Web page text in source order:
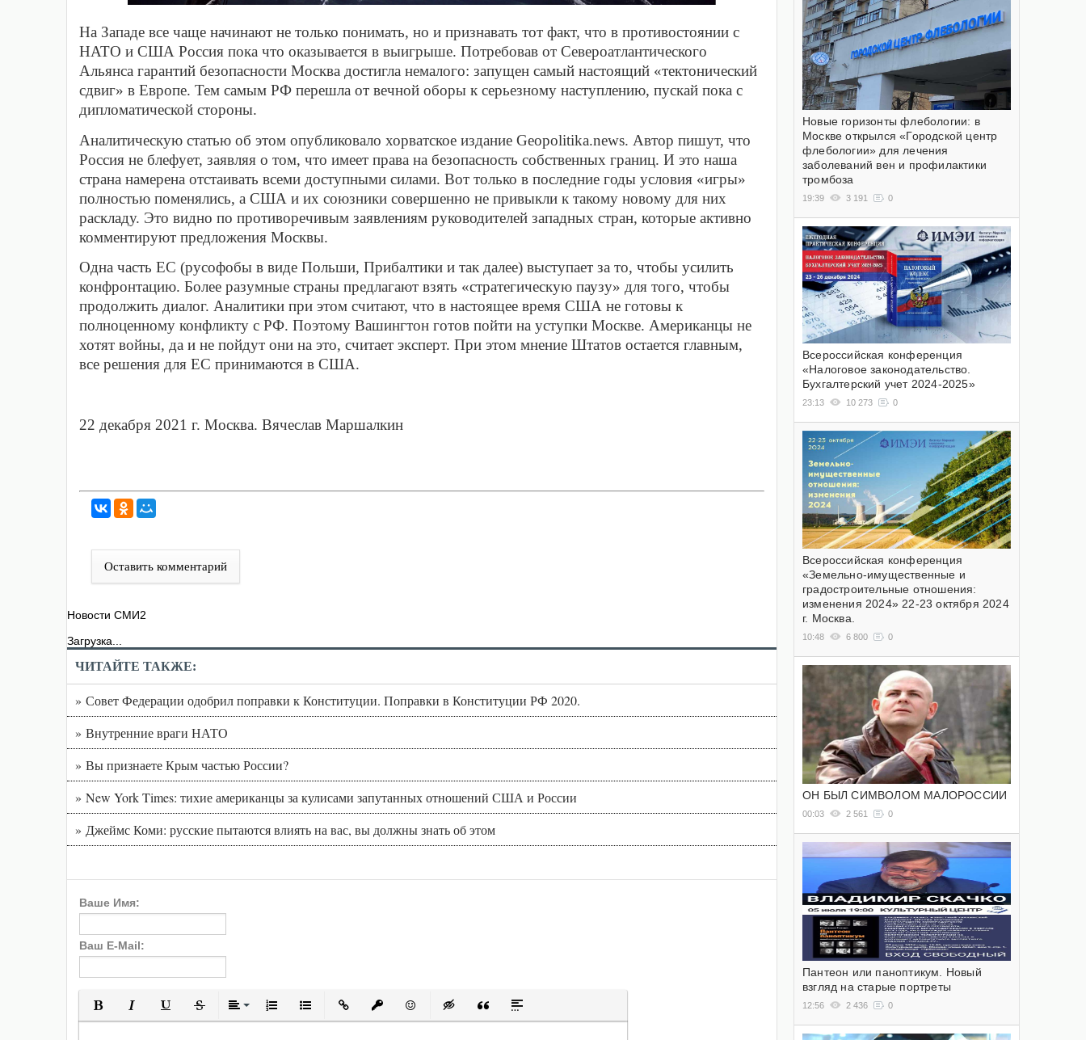
На Западе все чаще начинают не только понимать, но и признавать тот факт, что в противостоянии с
НАТО и США Россия пока что оказывается в выигрыше. Потребовав от Североатлантического
Альянса гарантий безопасности Москва достигла немалого: запущен самый настоящий «тектонический
сдвиг» в Европе. Тем самым РФ перешла от вечной оборы к серьезному наступлению, пускай пока с
дипломатической стороны.
Аналитическую статью об этом опубликовало хорватское издание Geopolitika.news. Автор пишут, что
Россия не блефует, заявляя о том, что имеет права на безопасность собственных границ. И это наша
страна намерена отстаивать всеми доступными силами. Вот только в последние годы условия «игры»
полностью поменялись, а США и их союзники совершенно не привыкли к такому новому для них
раскладу. Это видно по противоречивым заявлениям руководителей западных стран, которые активно
комментируют предложения Москвы.
Одна часть ЕС (русофобы в виде Польши, Прибалтики и так далее) выступает за то, чтобы усилить
конфронтацию. Более разумные страны предлагают взять «стратегическую паузу» для того, чтобы
продолжить диалог. Аналитики при этом считают, что в настоящее время США не готовы к
полноценному конфликту с РФ. Поэтому Вашингтон готов пойти на уступки Москве. Американцы не
хотят войны, да и не пойдут они на это, считает эксперт. При этом мнение Штатов остается главным,
все решения для ЕС принимаются в США.
22 декабря 2021 г. Москва. Вячеслав Маршалкин
Оставить комментарий
Новости СМИ2
Загрузка...
ЧИТАЙТЕ ТАКЖЕ:
» Совет Федерации одобрил поправки к Конституции. Поправки в Конституции РФ 2020.
» Внутренние враги НАТО
» Вы признаете Крым частью России?
» New York Times: тихие американцы за кулисами запутанных отношений США и России
» Джеймс Коми: русские пытаются влиять на вас, вы должны знать об этом
Ваше Имя:
Ваш E-Mail:
Полужирный
КурсивПодчеркнутый
ЗачеркнутыйВыравнивание
Нумерованный список
Маркированный список
Вставить ссылку
Вставить защищенную ссылку
Вставить смайлик
Вставка скрытого текста
Вставка цитаты
Вставка спойлера
Новые горизонты флебологии: в
Москве открылся «Городской центр
флебологии» для лечения
заболеваний вен и профилактики
тромбоза
19:39 3 191 0
Всероссийская конференция
«Налоговое законодательство.
Бухгалтерский учет 2024-2025»
23:13 10 273 0
Всероссийская конференция
«Земельно-имущественные и
градостроительные отношения:
изменения 2024» 22-23 октября 2024
г. Москва.
10:48 6 800 0
ОН БЫЛ СИМВОЛОМ МАЛОРОССИИ
00:03 2 561 0
Пантеон или паноптикум. Новый
взгляд на старые портреты
12:56 2 436 0